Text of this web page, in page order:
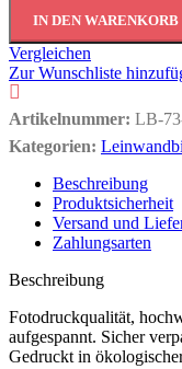
IN DEN WARENKORB
Vergleichen
Zur Wunschliste
Artikelnummer: LB-
Kategorien:
Beschreibung
Produktsicherheit
Versand und
Zahlungsarten
Beschreibung
Fotodruckqualität,
aufgespannt. Sicher
Gedruckt in